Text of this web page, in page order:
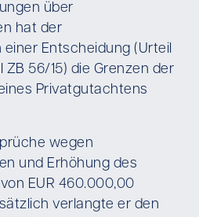
über
hat der
Entscheidung (Urteil
ZB 56/15) die Grenzen der
Privatgutachtens
wegen
und Erhöhung des
EUR 460.000,00
verlangte er den